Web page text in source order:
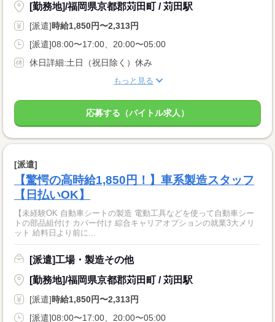
[勤務地]/福岡県京都郡苅田町 / 苅田駅
[派遣]時給1,850円〜2,313円
[派遣]08:00〜17:00、20:00〜05:00
休日詳細:土日（祝日除く）休み
もっと見る
応募する（バイトル求人）
[派遣]
【驚愕の高時給1,850円！】車系製造スタッフ
【日払いOK】
【未経験OK 自動車シートの製造 電動工具などを使って自動車シー
トの部品組付け カバー付け 綜合キャリアオプションの就業3大メリ
ット 給料日より前に...
[派遣]工場・製造その他
[勤務地]/福岡県京都郡苅田町 / 苅田駅
[派遣]時給1,850円〜2,313円
[派遣]08:00〜17:00、20:00〜05:00